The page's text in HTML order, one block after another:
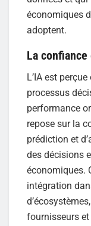
économiques
adoptent.
La
L’IA est
processus
performance
repose sur la
prédiction et
des décisions
économiques.
intégration
fournisseurs